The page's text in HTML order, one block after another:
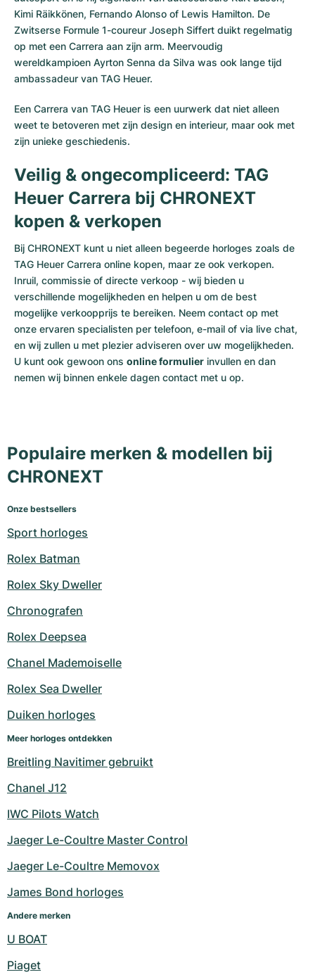
Kimi Räikkönen, Fernando Alonso of Lewis Hamilton. De
Zwitserse Formule 1-coureur Joseph Siffert duikt regelmatig
op met een Carrera aan zijn arm. Meervoudig
wereldkampioen Ayrton Senna da Silva was ook lange tijd
ambassadeur van TAG Heuer.
Een Carrera van TAG Heuer is een uurwerk dat niet alleen
weet te betoveren met zijn design en interieur, maar ook met
zijn unieke geschiedenis.
Veilig & ongecompliceerd: TAG
Heuer Carrera bij CHRONEXT
kopen & verkopen
Bij CHRONEXT kunt u niet alleen begeerde horloges zoals de
TAG Heuer Carrera online kopen, maar ze ook verkopen.
Inruil, commissie of directe verkoop - wij bieden u
verschillende mogelijkheden en helpen u om de best
mogelijke verkoopprijs te bereiken. Neem contact op met
onze ervaren specialisten per telefoon, e-mail of via live chat,
en wij zullen u met plezier adviseren over uw mogelijkheden.
U kunt ook gewoon ons online formulier invullen en dan
nemen wij binnen enkele dagen contact met u op.
Populaire merken & modellen bij
CHRONEXT
Onze bestsellers
Sport horloges
Rolex Batman
Rolex Sky Dweller
Chronografen
Rolex Deepsea
Chanel Mademoiselle
Rolex Sea Dweller
Duiken horloges
Meer horloges ontdekken
Breitling Navitimer gebruikt
Chanel J12
IWC Pilots Watch
Jaeger Le-Coultre Master Control
Jaeger Le-Coultre Memovox
James Bond horloges
Andere merken
U BOAT
Piaget